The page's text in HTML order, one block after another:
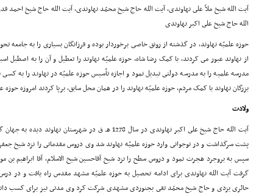
آیت الله شیخ ملاّ على نهاوندى، آیت الله حاج شیخ محمّد نهاوندى، آیت الله حاج شیخ احمد
الله حاج شیخ على اکبر نهاوندى
حوزه علمیّه نهاوند، در گذشته از رونق خاصى برخوردار بوده و فرزانگان بسیارى را به
از نهاوند عبور مى کردند، با کمک رضا شاه، حوزه علمیّه نهاوند را تعطیل و آن را به اصطبل
مدرسه علمیه را به مدرسه دولتى تبدیل نمود و اجازه تأسیس حوزه علمیّه در نهاوند را به کسى
بزرگان نهاوند با کمک مردم، حوزه علمیّه نهاوند را در همان محل سابق، برپا کردند امروزه
ولادت
آیت الله حاج شیخ على اکبر نهاوندى در سال 1278 هـ ق در
پشت سرگذاشت و در نوجوانى وارد حوزه علمیّه نهاوند شد وى دروس مقدماتى را نزد شیخ
سپس به بروجرد هجرت نمود و دروس سطح را نزد شیخ آقاحسین شیخ الاسلام، آقا ابراهیم بن
گرفت آیت الله نهاوندى براى ادامه تحصیل به حوزه علمیّه مشهد مقدس راه یافت و در
حائرى یزدى و حاج شیخ محمّد تقى بجنوردى مشهدى شرکت کرد وى مدتى نیز براى کسب